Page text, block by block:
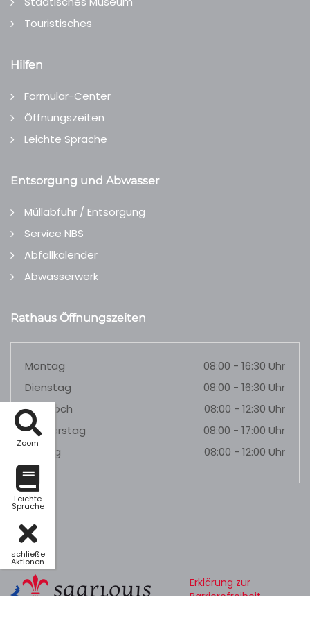
Zoom
Leichte
Sprache
schließe
Aktionen
Touristisches
Hilfen
Formular-Center
Öffnungszeiten
Leichte Sprache
Entsorgung und Abwasser
Müllabfuhr / Entsorgung
Service NBS
Abfallkalender
Abwasserwerk
Rathaus Öffnungszeiten
Montag
08:00 - 16:30 Uhr
Dienstag
08:00 - 16:30 Uhr
Mittwoch
08:00 - 12:30 Uhr
Donnerstag
08:00 - 17:00 Uhr
Freitag
08:00 - 12:00 Uhr
Erklärung zur
Barrierefreiheit